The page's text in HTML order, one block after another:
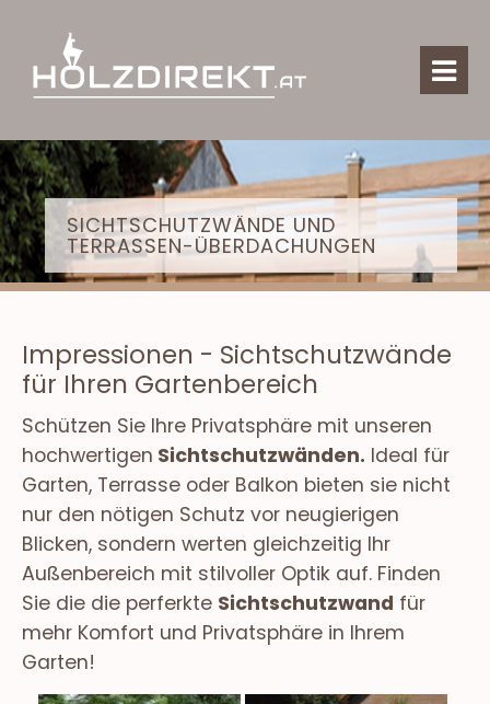
SICHTSCHUTZWÄNDE UND
TERRASSEN-ÜBERDACHUNGEN
Impressionen - Sichtschutzwände
für Ihren Gartenbereich
Schützen Sie Ihre Privatsphäre mit unseren
hochwertigen Sichtschutzwänden. Ideal für
Garten, Terrasse oder Balkon bieten sie nicht
nur den nötigen Schutz vor neugierigen
Blicken, sondern werten gleichzeitig Ihr
Außenbereich mit stilvoller Optik auf. Finden
Sie die die perferkte Sichtschutzwand für
mehr Komfort und Privatsphäre in Ihrem
Garten!